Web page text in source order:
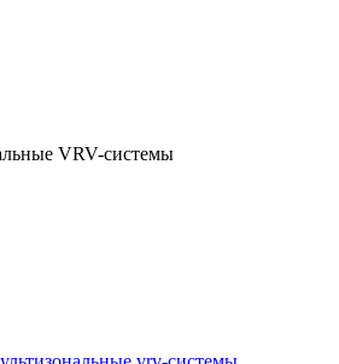
VRV-системы